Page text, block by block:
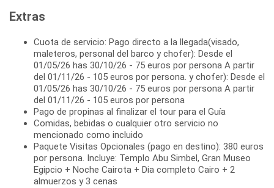
Extras
Cuota de servicio: Pago directo a la llegada(visado,
maleteros, personal del barco y chofer): Desde el
01/05/26 has 30/10/26 - 75 euros por persona A partir
del 01/11/26 - 105 euros por persona. y chofer): Desde el
01/05/26 has 30/10/26 - 75 euros por persona A partir
del 01/11/26 - 105 euros por persona
Pago de propinas al finalizar el tour para el Guía
Comidas, bebidas o cualquier otro servicio no
mencionado como incluido
Paquete Visitas Opcionales (pago en destino): 380 euros
por persona. Incluye: Templo Abu Simbel, Gran Museo
Egipcio + Noche Cairota + Dia completo Cairo + 2
almuerzos y 3 cenas